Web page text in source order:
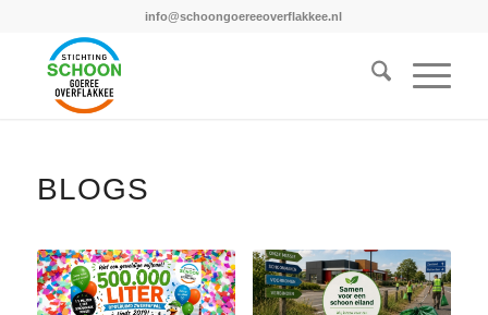
info@schoongoereeoverflakkee.nl
BLOGS